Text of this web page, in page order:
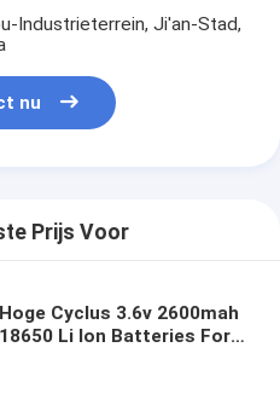
Industrieterrein, Ji'an-Stad,
nu
Prijs Voor
Hoge Cyclus 3.6v 2600mah
18650 Li Ion Batteries For